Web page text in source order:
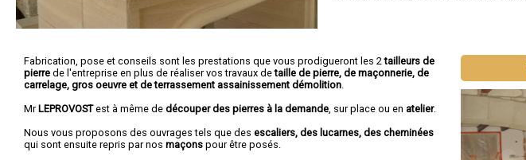
Fabrication, pose et conseils sont les prestations que vous prodigueront les 2tailleurs de
pierre de l'entreprise en plus de réaliser vos travaux detaille de pierre, de maçonnerie, de
carrelage, gros oeuvre et de terrassement assainissement démolition.
Mr LEPROVOSTest à même de découper des pierres à la demande, sur place ou en atelier.
Nous vous proposons des ouvrages tels que des escaliers, des lucarnes, des cheminées
qui sont ensuite repris par nos maçons pour être posés.